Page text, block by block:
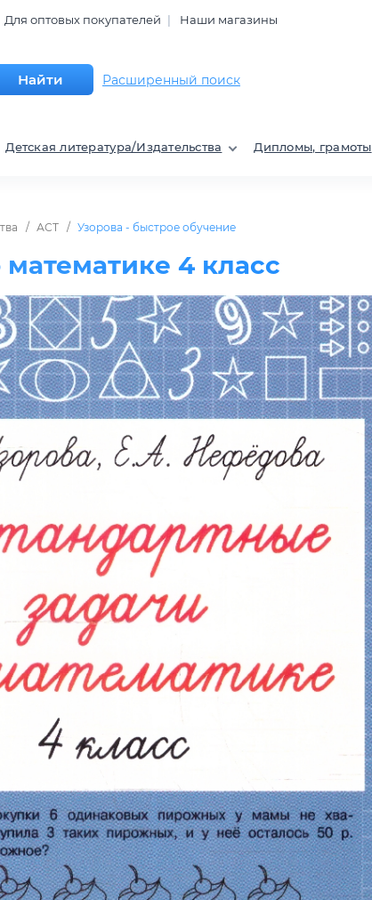
Для оптовых покупателей Наши магазины
Найти Расширенный поиск
Детская литература/Издательства Дипломы, грамоты
АСТ Узорова - быстрое обучение
4 класс